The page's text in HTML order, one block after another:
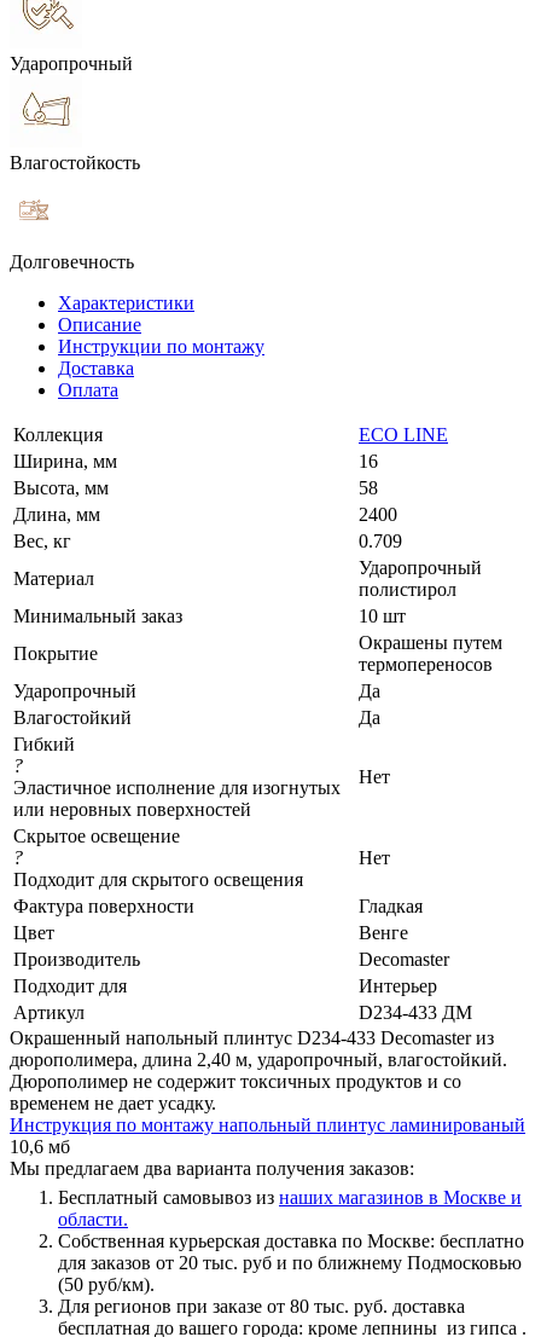
Ударопрочный
Влагостойкость
Долговечность
Характеристики
Описание
Инструкции по монтажу
Доставка
Оплата
Коллекция
ECO LINE
Ширина, мм
16
Высота, мм
58
Длина, мм
2400
Вес, кг
0.709
Материал
Ударопрочный
полистирол
Минимальный заказ
10 шт
Покрытие
Окрашены путем
термопереносов
Ударопрочный
Да
Влагостойкий
Да
Гибкий
?
Эластичное исполнение для изогнутых
или неровных поверхностей
Нет
Скрытое освещение
?
Подходит для скрытого освещения
Нет
Фактура поверхности
Гладкая
Цвет
Венге
Производитель
Decomaster
Подходит для
Интерьер
Артикул
D234-433 ДМ
Окрашенный напольный плинтус D234-433 Decomaster из
дюрополимера, длина 2,40 м, ударопрочный, влагостойкий.
Дюрополимер не содержит токсичных продуктов и со
временем не дает усадку.
Инструкция по монтажу напольный плинтус ламинированый
10,6 мб
Мы предлагаем два варианта получения заказов:
Бесплатный самовывоз из наших магазинов в Москве и
области.
Собственная курьерская доставка по Москве: бесплатно
для заказов от 20 тыс. руб и по ближнему Подмосковью
(50 руб/км).
Для регионов при заказе от 80 тыс. руб. доставка
бесплатная до вашего города: кроме лепнины из гипса .